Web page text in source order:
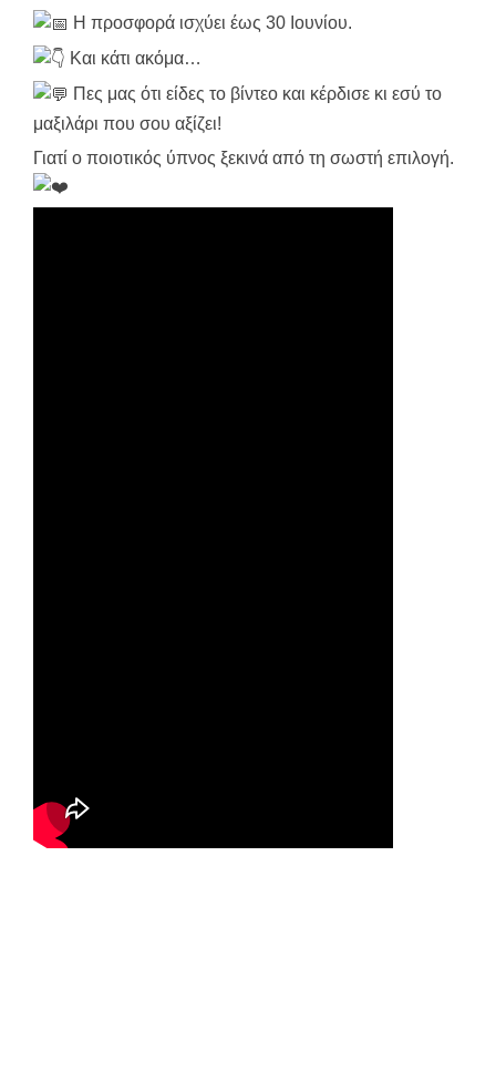
Η προσφορά ισχύει έως 30 Ιουνίου.
Και κάτι ακόμα…
Πες μας ότι είδες το βίντεο και κέρδισε κι εσύ το
μαξιλάρι που σου αξίζει!
Γιατί ο ποιοτικός ύπνος ξεκινά από τη σωστή επιλογή.